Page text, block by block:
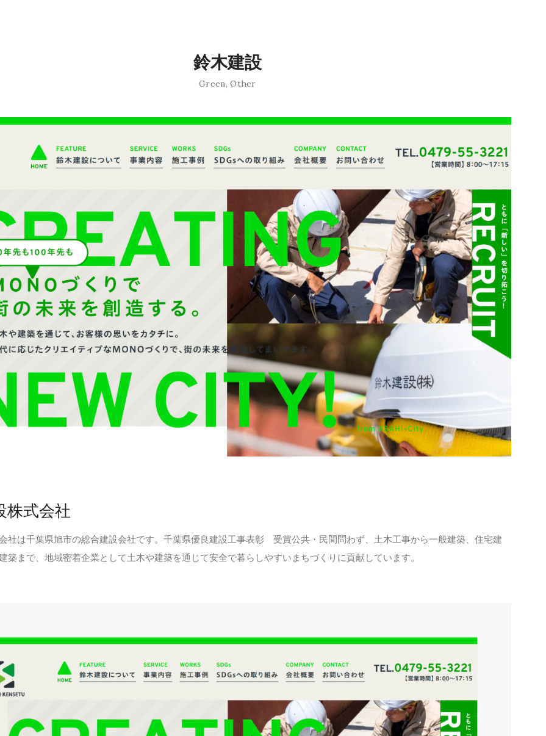
鈴木建設
Green,Other
株式会社
社は千葉県旭市の総合建設会社です。千葉県優良建設工事表彰 受賞公共・民間問わず、土木工事から一般建築、住宅建
築まで、地域密着企業として土木や建築を通じて安全で暮らしやすいまちづくりに貢献しています。